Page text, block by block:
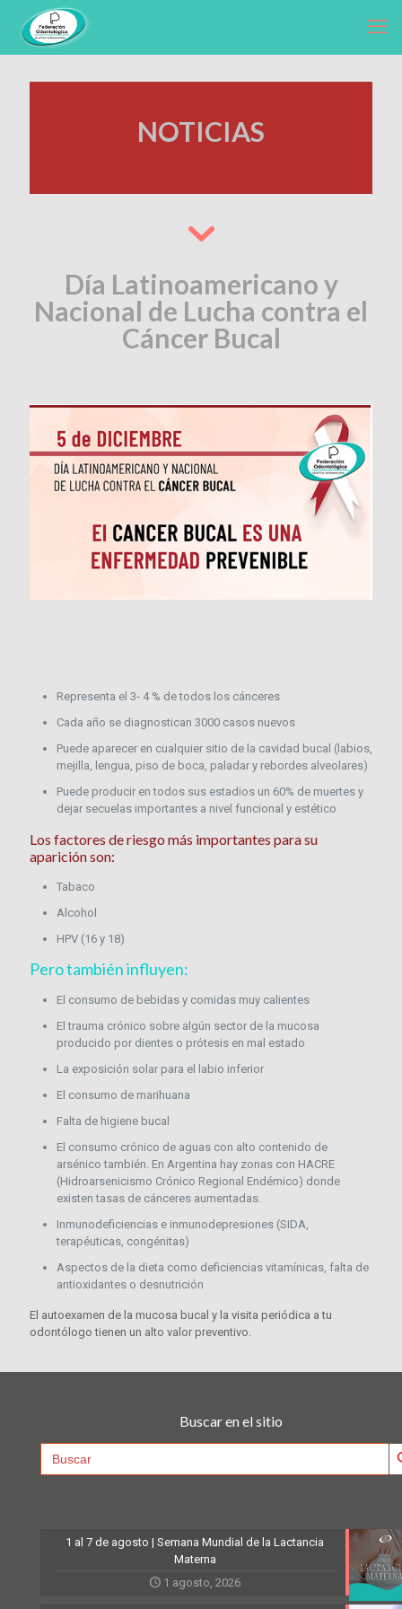
NOTICIAS
Día Latinoamericano y
Nacional de Lucha contra el
Cáncer Bucal
Representa el 3- 4 % de todos los cánceres
Cada año se diagnostican 3000 casos nuevos
Puede aparecer en cualquier sitio de la cavidad bucal (labios,
mejilla, lengua, piso de boca, paladar y rebordes alveolares)
Puede producir en todos sus estadios un 60% de muertes y
dejar secuelas importantes a nivel funcional y estético
Los factores de riesgo más importantes para su
aparición son:
Tabaco
Alcohol
HPV (16 y 18)
Pero también influyen:
El consumo de bebidas y comidas muy calientes
El trauma crónico sobre algún sector de la mucosa
producido por dientes o prótesis en mal estado
La exposición solar para el labio inferior
El consumo de marihuana
Falta de higiene bucal
El consumo crónico de aguas con alto contenido de
arsénico también. En Argentina hay zonas con HACRE
(Hidroarsenicismo Crónico Regional Endémico) donde
existen tasas de cánceres aumentadas.
Inmunodeficiencias e inmunodepresiones (SIDA,
terapéuticas, congénitas)
Aspectos de la dieta como deficiencias vitamínicas, falta de
antioxidantes o desnutrición
El autoexamen de la mucosa bucal y la visita periódica a tu
odontólogo tienen un alto valor preventivo.
Buscar en el sitio
Search
1 al 7 de agosto | Semana Mundial de la Lactancia
Materna
1 agosto, 2026